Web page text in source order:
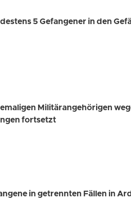
5 Gefangener in den
Militärangehörigen
fortsetzt
in getrennten Fällen in